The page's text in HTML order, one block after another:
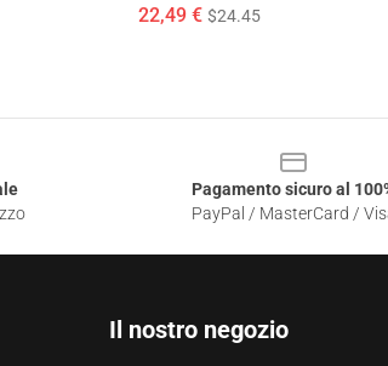
22,49 € $24.45
Pagamento sicuro al
PayPal / MasterCard /
Il nostro negozio